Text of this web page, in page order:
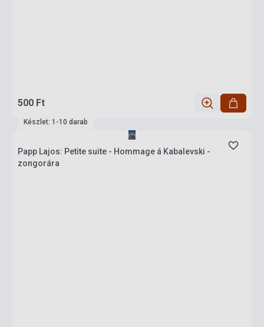
500 Ft
Készlet: 1-10 darab
Papp Lajos: Petite suite - Hommage á Kabalevski -
zongorára